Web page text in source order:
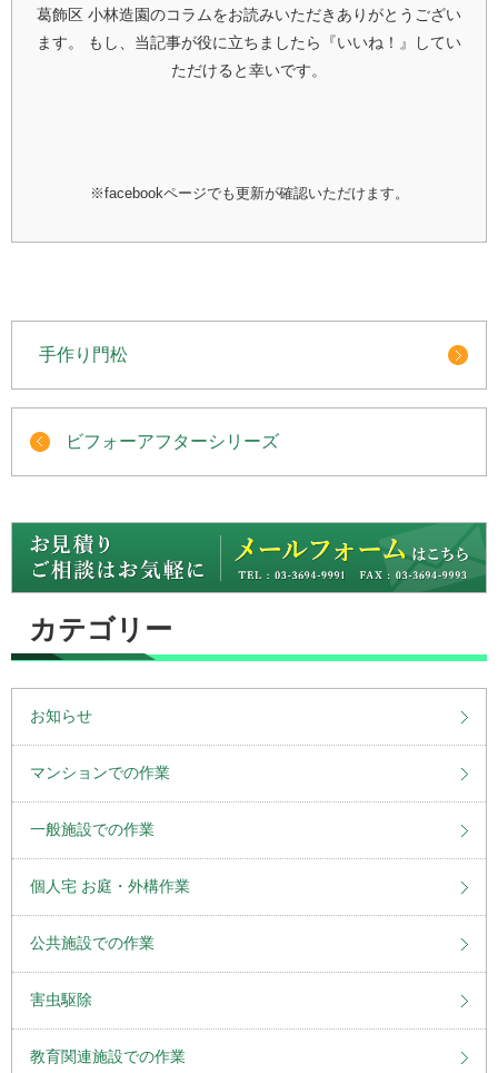
葛飾区 小林造園のコラムをお読みいただきありがとうござい
ます。
もし、当記事が役に立ちましたら『いいね！』してい
ただけると幸いです。
※facebookページでも更新が確認いただけます。
手作り門松
ビフォーアフターシリーズ
カテゴリー
お知らせ
マンションでの作業
一般施設での作業
個人宅 お庭・外構作業
公共施設での作業
害虫駆除
教育関連施設での作業